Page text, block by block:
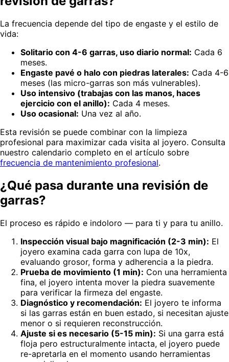
La frecuencia depende del tipo de engaste y el estilo de
vida:
Solitario con 4-6 garras, uso diario normal: Cada 6
meses.
Engaste pavé o halo con piedras laterales: Cada 4-6
meses (las micro-garras son más vulnerables).
Uso intensivo (trabajas con las manos, haces
ejercicio con el anillo): Cada 4 meses.
Uso ocasional: Una vez al año.
Esta revisión se puede combinar con la limpieza
profesional para maximizar cada visita al joyero. Consulta
nuestro calendario completo en el artículo sobre
frecuencia de mantenimiento profesional.
¿Qué pasa durante una revisión de
garras?
El proceso es rápido e indoloro — para ti y para tu anillo.
Inspección visual bajo magnificación (2-3 min): El
joyero examina cada garra con lupa de 10x,
evaluando grosor, forma y adherencia a la piedra.
Prueba de movimiento (1 min): Con una herramienta
fina, el joyero intenta mover la piedra suavemente
para verificar la firmeza del engaste.
Diagnóstico y recomendación: El joyero te informa
si las garras están en buen estado, si necesitan ajuste
menor o si requieren reconstrucción.
Ajuste si es necesario (5-15 min): Si una garra está
floja pero estructuralmente intacta, el joyero puede
re-apretarla en el momento usando herramientas